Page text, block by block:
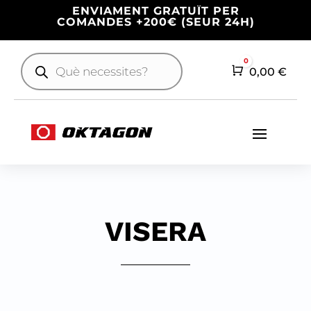
ENVIAMENT GRATUÏT PER
COMANDES +200€ (SEUR 24H)
Products
search Cart
0
0,00 €
VISERA